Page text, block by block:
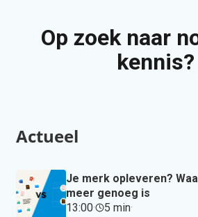
Op zoek naar
kennis?
Actueel
Je merk opleveren?
meer genoeg is
13:00· 5 min·